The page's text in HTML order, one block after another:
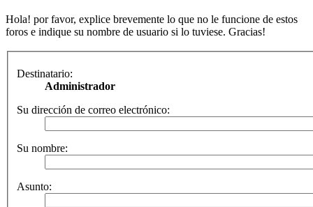
Hola! por favor, explice brevemente lo que no le funcione de estos
foros e indique su nombre de usuario si lo tuviese. Gracias!
Destinatario:
Administrador
Su dirección de correo electrónico:
Su nombre:
Asunto: